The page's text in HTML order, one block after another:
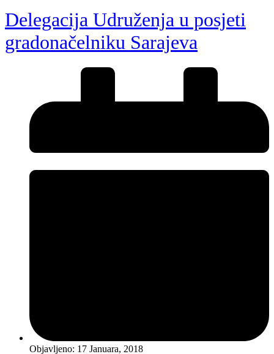
Delegacija Udruženja u posjeti
gradonačelniku Sarajeva
Objavljeno: 17 Januara, 2018